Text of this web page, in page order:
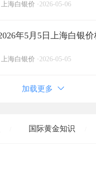
上海白银价 · 2026-05-06
年5月5日上海白银
上海白银价 · 2026-05-05
加载更多
国际黄金知识